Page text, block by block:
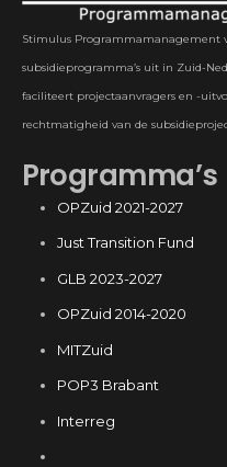
Stimulus Programmamanagement
subsidieprogramma’s uit in Zuid-
faciliteert projectaanvragers en -
rechtmatigheid van de
Programma’s
OPZuid 2021-2027
Just Transition Fund
GLB 2023-2027
OPZuid 2014-2020
MITZuid
POP3 Brabant
Interreg